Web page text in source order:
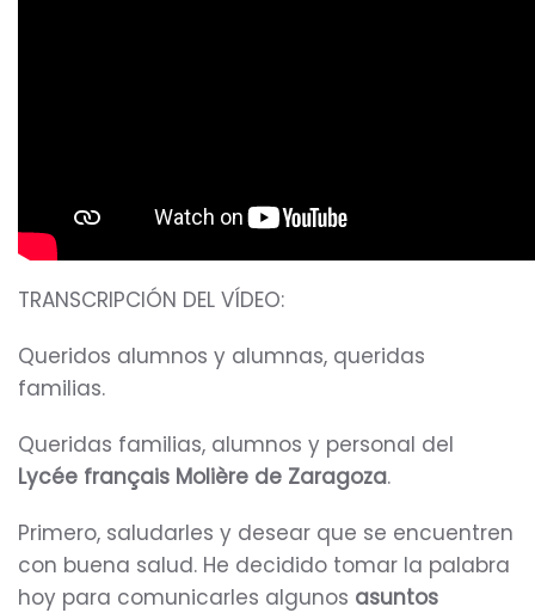
TRANSCRIPCIÓN DEL VÍDEO:
Queridos alumnos y alumnas, queridas
familias.
Queridas familias, alumnos y personal del
Lycée français Molière de Zaragoza.
Primero, saludarles y desear que se encuentren
con buena salud. He decidido tomar la palabra
hoy para comunicarles algunos asuntos